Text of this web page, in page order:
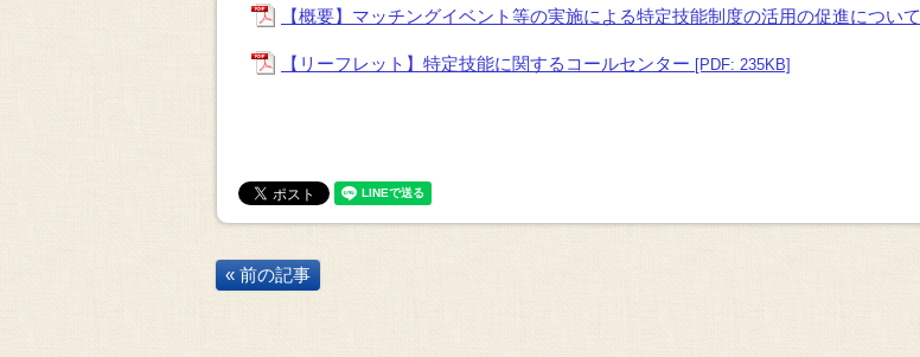
【概要】マッチングイベント等の実施による特定技能制度の活用の促進について
【リーフレット】特定技能に関するコールセンター [PDF: 235KB]
« 前の記事